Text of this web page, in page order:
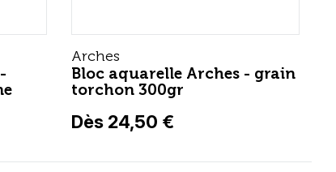
Arches
Bloc aquarelle Arches - grain
torchon 300gr
Dès 24,50 €